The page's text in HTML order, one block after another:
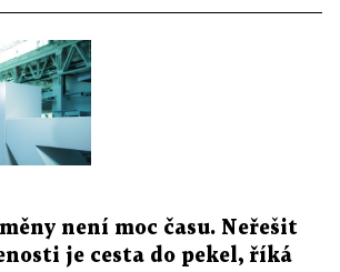
není moc času. Neřešit
je cesta do pekel, říká